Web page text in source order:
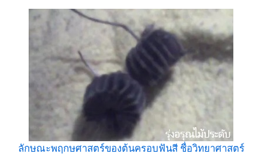
ลักษณะพฤกษศาสตร์ของต้นครอบฟันสี ชื่อวิทยาศาสตร์